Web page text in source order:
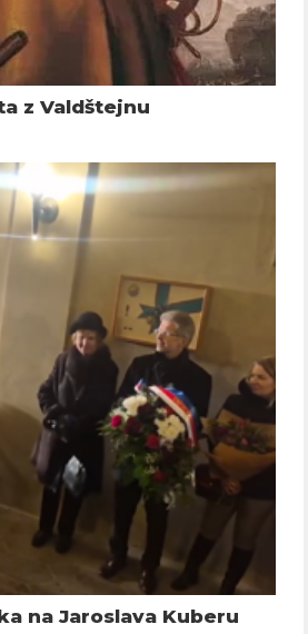
z Valdštejnu
na Jaroslava Kuberu